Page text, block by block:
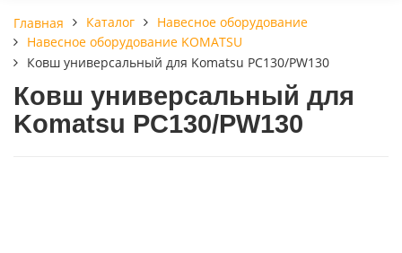
Главная Каталог
Навесное оборудование
Навесное оборудование KOMATSU
Ковш универсальный для Komatsu PC130/PW130
Ковш универсальный для
Komatsu PC130/PW130